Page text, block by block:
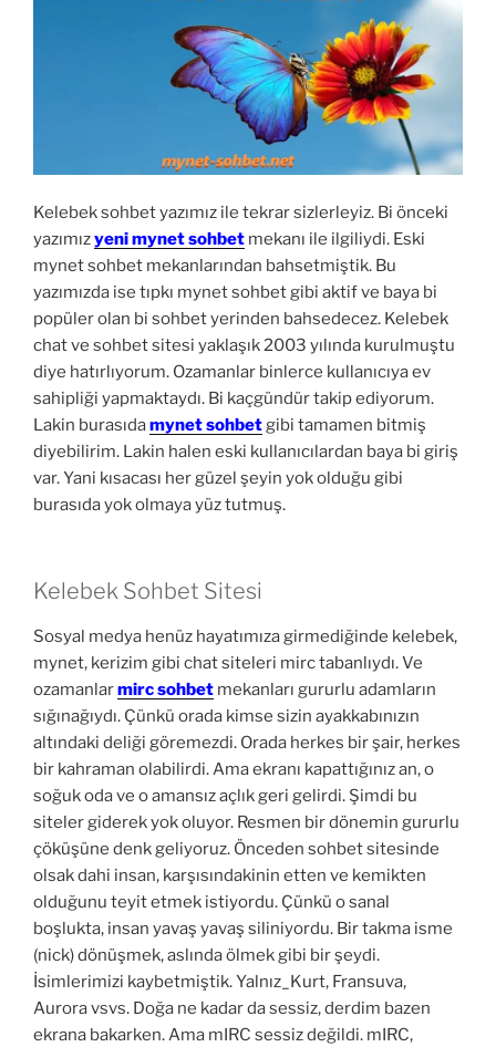
Kelebek sohbet yazımız ile tekrar sizlerleyiz. Bi önceki
yazımızyeni mynet sohbet mekanı ile ilgiliydi. Eski
mynet sohbet mekanlarından bahsetmiştik. Bu
yazımızda ise tıpkı mynet sohbet gibi aktif ve baya bi
popüler olan bi sohbet yerinden bahsedecez. Kelebek
chat ve sohbet sitesi yaklaşık 2003 yılında kurulmuştu
diye hatırlıyorum. Ozamanlar binlerce kullanıcıya ev
sahipliği yapmaktaydı. Bi kaçgündür takip ediyorum.
Lakin burasıdamynet sohbetgibi tamamen bitmiş
diyebilirim. Lakin halen eski kullanıcılardan baya bi giriş
var. Yani kısacası her güzel şeyin yok olduğu gibi
burasıda yok olmaya yüz tutmuş.
Kelebek Sohbet Sitesi
Sosyal medya henüz hayatımıza girmediğinde kelebek,
mynet, kerizim gibi chat siteleri mirc tabanlıydı. Ve
ozamanlarmirc sohbet mekanları gururlu adamların
sığınağıydı. Çünkü orada kimse sizin ayakkabınızın
altındaki deliği göremezdi. Orada herkes bir şair, herkes
bir kahraman olabilirdi. Ama ekranı kapattığınız an, o
soğuk oda ve o amansız açlık geri gelirdi. Şimdi bu
siteler giderek yok oluyor. Resmen bir dönemin gururlu
çöküşüne denk geliyoruz. Önceden sohbet sitesinde
olsak dahi insan, karşısındakinin etten ve kemikten
olduğunu teyit etmek istiyordu. Çünkü o sanal
boşlukta, insan yavaş yavaş siliniyordu. Bir takma isme
(nick) dönüşmek, aslında ölmek gibi bir şeydi.
İsimlerimizi kaybetmiştik. Yalnız_Kurt, Fransuva,
Aurora vsvs. Doğa ne kadar da sessiz, derdim bazen
ekrana bakarken. Ama mIRC sessiz değildi. mIRC,